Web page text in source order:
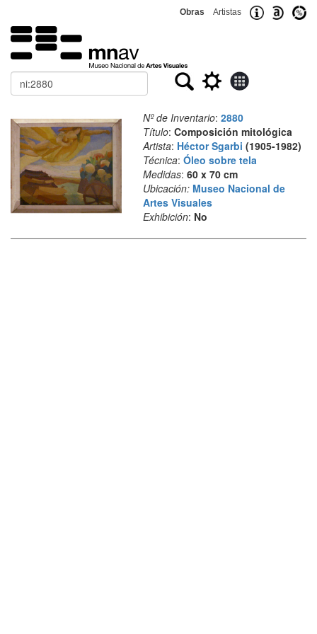
Obras Artistas
Buscar
Nº de Inventario: 2880
Título: Composición mitológica
Artista: Héctor Sgarbi (1905-1982)
Técnica: Óleo sobre tela
Medidas: 60 x 70 cm
Ubicación: Museo Nacional de
Artes Visuales
Exhibición: No